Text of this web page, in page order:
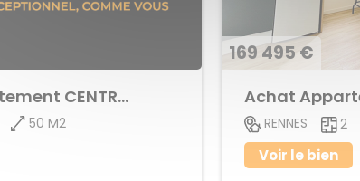
Achat Appartement CENTRE BOURG
50 M2
169 495 €
RENNES 2
Voir le bien